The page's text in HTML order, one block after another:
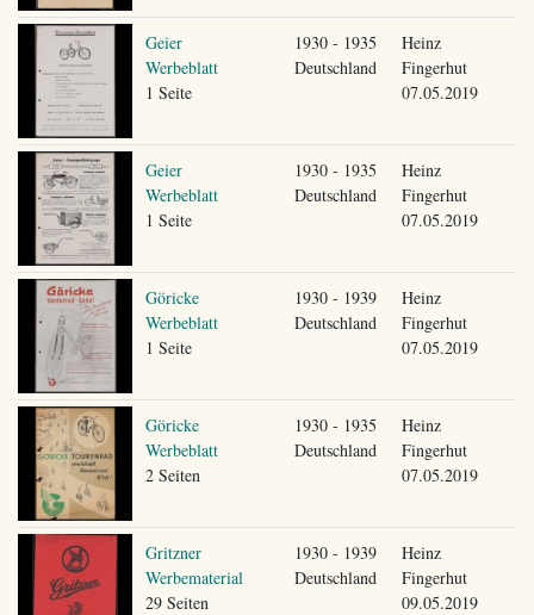
Geier
Werbeblatt
1 Seite
1930 - 1935
Deutschland
Heinz
Fingerhut
07.05.2019
Geier
Werbeblatt
1 Seite
1930 - 1935
Deutschland
Heinz
Fingerhut
07.05.2019
Göricke
Werbeblatt
1 Seite
1930 - 1939
Deutschland
Heinz
Fingerhut
07.05.2019
Göricke
Werbeblatt
2 Seiten
1930 - 1935
Deutschland
Heinz
Fingerhut
07.05.2019
Gritzner
Werbematerial
29 Seiten
1930 - 1939
Deutschland
Heinz
Fingerhut
09.05.2019